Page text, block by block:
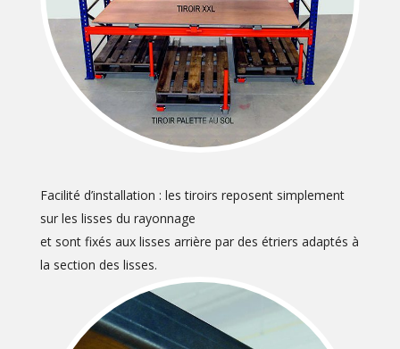
Facilité d’installation : les tiroirs reposent simplement
sur les lisses du rayonnage
et sont fixés aux lisses arrière par des étriers adaptés à
la section des lisses.